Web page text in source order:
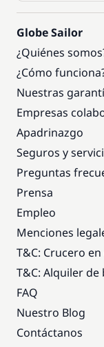
Globe Sailor
¿Quiénes
¿Cómo
Nuestras
Empresas
Apadrinazgo
Seguros y
Preguntas
Prensa
Empleo
Menciones
T&C: Crucero
T&C: Alquiler de
FAQ
Nuestro Blog
Contáctanos